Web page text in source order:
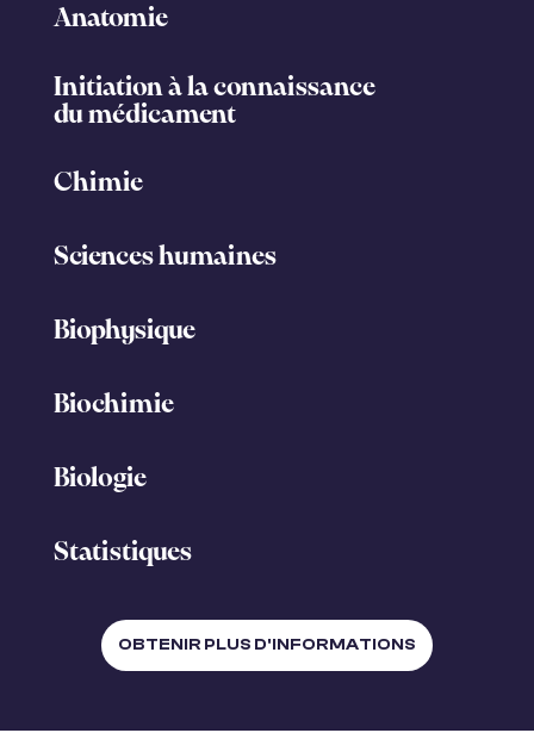
Anatomie
Initiation à la connaissance
du médicament
Chimie
Sciences humaines
Biophysique
Biochimie
Biologie
Statistiques
OBTENIR PLUS D'INFORMATIONS